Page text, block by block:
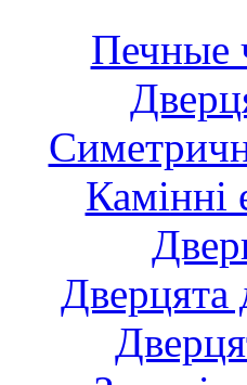
Печные
Камінні
Дверцята